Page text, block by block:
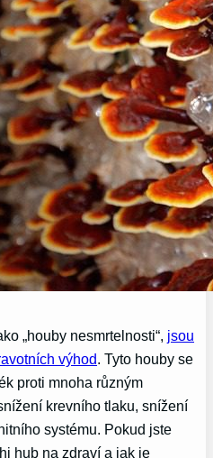
„houby nesmrtelnosti“, jsou
výhod. Tyto houby se
proti mnoha různým
krevního tlaku, snížení
systému. Pokud jste
hub na zdraví a jak je